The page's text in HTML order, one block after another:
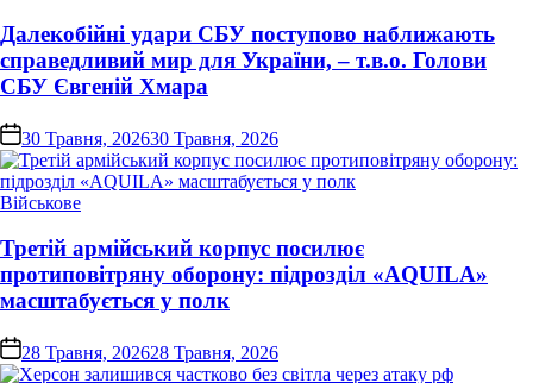
Далекобійні удари СБУ поступово наближають
справедливий мир для України, – т.в.о. Голови
СБУ Євгеній Хмара
on30 Травня, 202630 Травня, 2026
Опублікувати
Військове
Третій армійський корпус посилює
протиповітряну оборону: підрозділ «AQUILA»
масштабується у полк
on 28 Травня, 202628 Травня, 2026